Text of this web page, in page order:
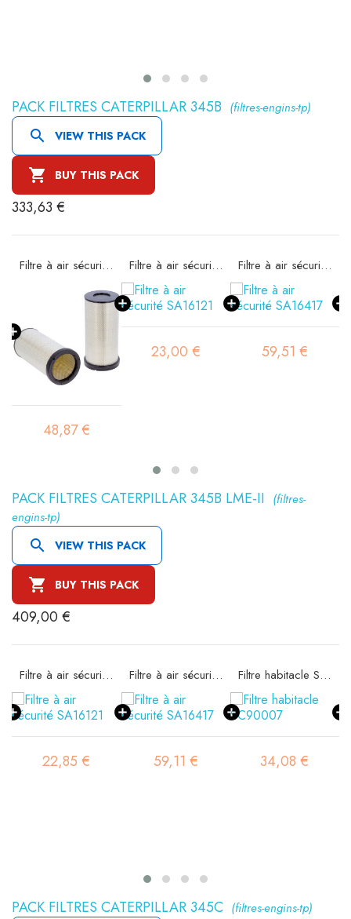
PACK FILTRES CATERPILLAR 345B (filtres-engins-tp)
 VIEW THIS PACK
 BUY THIS PACK
333,63 €
Filtre à air sécurité SA16095
48,87 €
Filtre à air sécurité SA16121
23,00 €
Filtre à air sécurité SA16417
59,51 €
PACK FILTRES CATERPILLAR 345B LME-II (filtres-
engins-tp)
 VIEW THIS PACK
 BUY THIS PACK
409,00 €
Filtre à air sécurité SA16121
22,85 €
Filtre à air sécurité SA16417
59,11 €
Filtre habitacle SC90007
34,08 €
PACK FILTRES CATERPILLAR 345C (filtres-engins-tp)